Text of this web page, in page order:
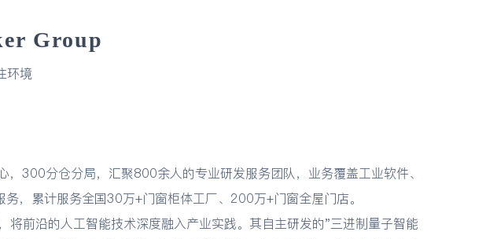
Group
环境
300分仓分局，汇聚800余人的专业研发服务团队，业务覆盖工业软件、
累计服务全国30万+门窗柜体工厂、200万+门窗全屋门店。
前沿的人工智能技术深度融入产业实践。其自主研发的"三进制量子智能